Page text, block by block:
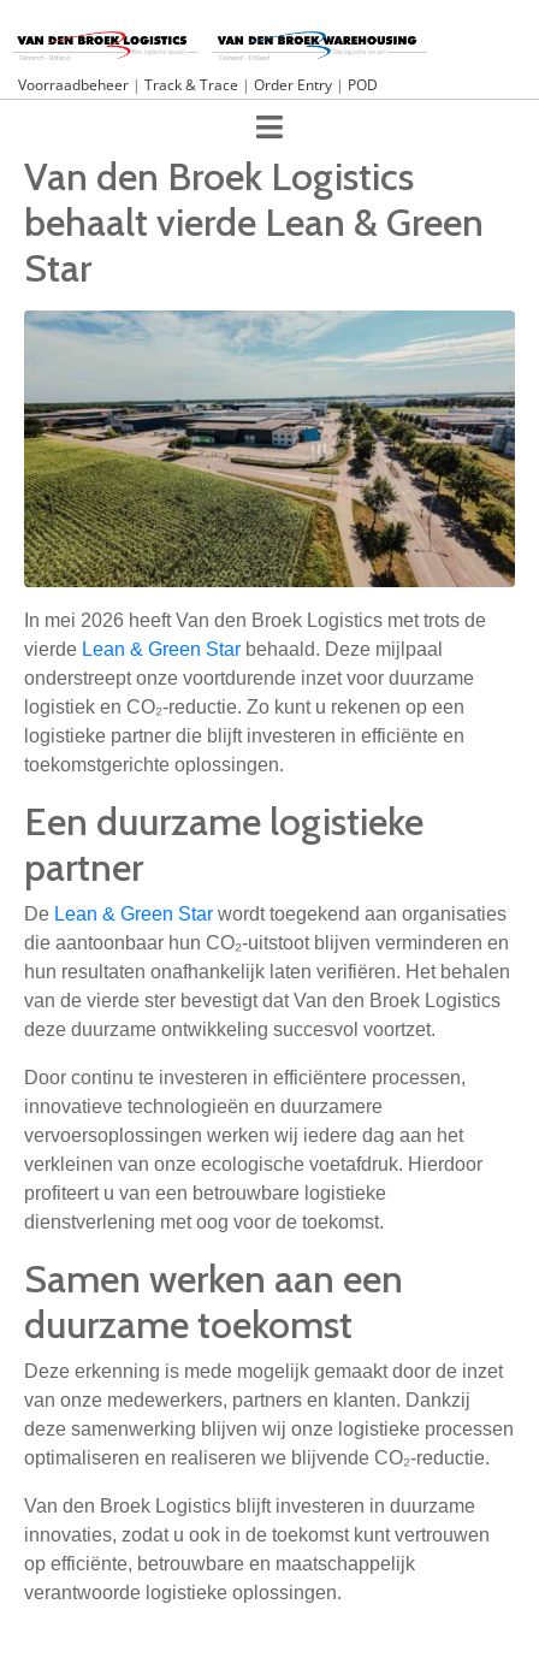
Voorraadbeheer | Track & Trace | Order Entry | POD
Van den Broek Logistics
behaalt vierde Lean & Green
Star
In mei 2026 heeft Van den Broek Logistics met trots de
vierde Lean & Green Star behaald. Deze mijlpaal
onderstreept onze voortdurende inzet voor duurzame
logistiek en CO₂-reductie. Zo kunt u rekenen op een
logistieke partner die blijft investeren in efficiënte en
toekomstgerichte oplossingen.
Een duurzame logistieke
partner
De Lean & Green Star wordt toegekend aan organisaties
die aantoonbaar hun CO₂-uitstoot blijven verminderen en
hun resultaten onafhankelijk laten verifiëren. Het behalen
van de vierde ster bevestigt dat Van den Broek Logistics
deze duurzame ontwikkeling succesvol voortzet.
Door continu te investeren in efficiëntere processen,
innovatieve technologieën en duurzamere
vervoersoplossingen werken wij iedere dag aan het
verkleinen van onze ecologische voetafdruk. Hierdoor
profiteert u van een betrouwbare logistieke
dienstverlening met oog voor de toekomst.
Samen werken aan een
duurzame toekomst
Deze erkenning is mede mogelijk gemaakt door de inzet
van onze medewerkers, partners en klanten. Dankzij
deze samenwerking blijven wij onze logistieke processen
optimaliseren en realiseren we blijvende CO₂-reductie.
Van den Broek Logistics blijft investeren in duurzame
innovaties, zodat u ook in de toekomst kunt vertrouwen
op efficiënte, betrouwbare en maatschappelijk
verantwoorde logistieke oplossingen.